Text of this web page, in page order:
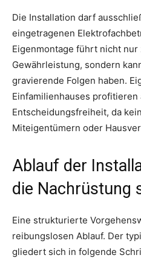
Die Installation darf
eingetragenen
Eigenmontage führt nicht
Gewährleistung, sondern
gravierende Folgen haben.
Einfamilienhauses profitieren
Entscheidungsfreiheit, da
Miteigentümern oder
Ablauf der
die Nachrüstung
Eine strukturierte
reibungslosen Ablauf. Der
gliedert sich in folgende